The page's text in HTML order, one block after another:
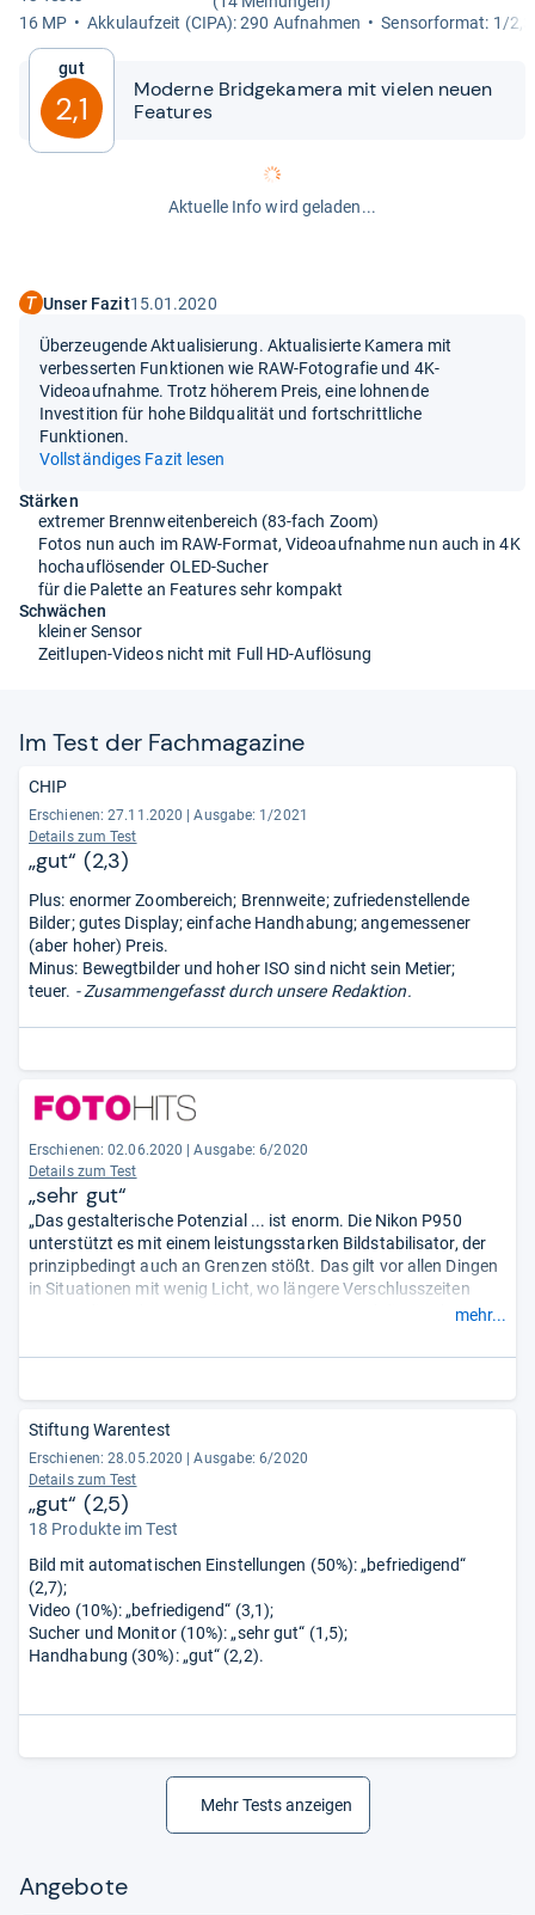
16 MP
Akku­lauf­zeit (CIPA): 290 Auf­nah­men Sen­sor­for­mat: 1/
Gut
2,1
Moderne Bridge­ka­mera mit vie­len neuen
Fea­tu­res
Aktuelle Info wird geladen...
Unser Fazit15.01.2020
Überzeugende Aktualisierung. Aktualisierte Kamera mit
verbesserten Funktionen wie RAW-Fotografie und 4K-
Videoaufnahme. Trotz höherem Preis, eine lohnende
Investition für hohe Bildqualität und fortschrittliche
Funktionen.
Vollständiges Fazit lesen
Stärken
extremer Brennweitenbereich (83-fach Zoom)
Fotos nun auch im RAW-Format, Videoaufnahme nun auch in 4K
hochauflösender OLED-Sucher
für die Palette an Features sehr kompakt
Schwächen
kleiner Sensor
Zeitlupen-Videos nicht mit Full HD-Auflösung
Im Test der Fach­ma­ga­zine
CHIP
Erschienen: 27.11.2020 | Ausgabe: 1/2021
Details zum Test
„gut“ (2,3)
Plus: enormer Zoombereich; Brennweite; zufriedenstellende
Bilder; gutes Display; einfache Handhabung; angemessener
(aber hoher) Preis.
Minus: Bewegtbilder und hoher ISO sind nicht sein Metier;
teuer. - Zusammengefasst durch unsere Redaktion.
Erschienen: 02.06.2020 | Ausgabe: 6/2020
Details zum Test
„sehr gut“
„Das gestalterische Potenzial ... ist enorm. Die Nikon P950
unterstützt es mit einem leistungsstarken Bildstabilisator, der
prinzipbedingt auch an Grenzen stößt. Das gilt vor allen Dingen
in Situationen mit wenig Licht, wo längere Verschlusszeiten
notwendig sind ... Die weitere Ausstattung und die Ergebnisse
leistungsstarken Kompaktkamera.“
mehr...
Stiftung Warentest
Erschienen: 28.05.2020 | Ausgabe: 6/2020
Details zum Test
„gut“ (2,5)
18 Produkte im Test
Bild mit automatischen Einstellungen (50%): „befriedigend“
(2,7);
Video (10%): „befriedigend“ (3,1);
Sucher und Monitor (10%): „sehr gut“ (1,5);
Handhabung (30%): „gut“ (2,2).
Mehr Tests anzeigen
Angebote